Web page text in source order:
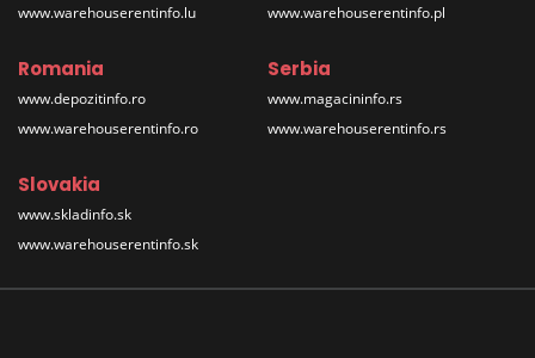
www.warehouserentinfo.lu
www.warehouserentinfo.pl
Romania
www.depozitinfo.ro
www.warehouserentinfo.ro
Serbia
www.magacininfo.rs
www.warehouserentinfo.rs
Slovakia
www.skladinfo.sk
www.warehouserentinfo.sk